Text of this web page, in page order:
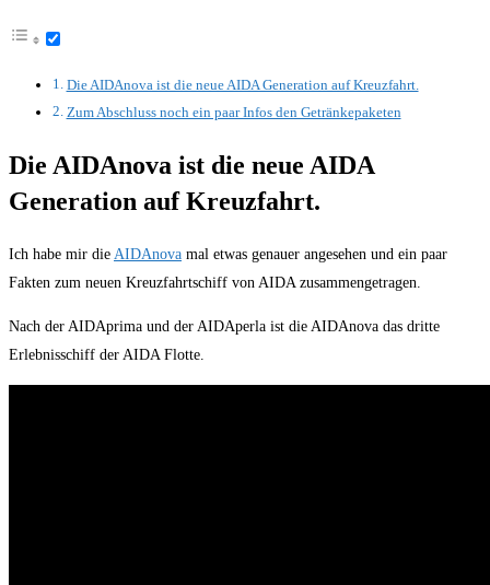
Die AIDAnova ist die neue AIDA Generation auf Kreuzfahrt.
Zum Abschluss noch ein paar Infos den Getränkepaketen
Die AIDAnova ist die neue AIDA
Generation auf Kreuzfahrt.
Ich habe mir die AIDAnova mal etwas genauer angesehen und ein paar
Fakten zum neuen Kreuzfahrtschiff von AIDA zusammengetragen.
Nach der AIDAprima und der AIDAperla ist die AIDAnova das dritte
Erlebnisschiff der AIDA Flotte.